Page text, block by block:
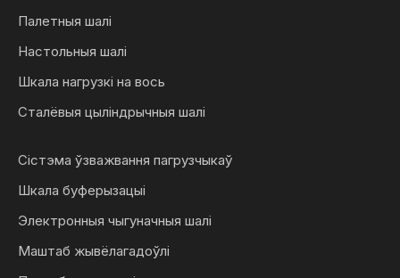
Палетныя шалі
Настольныя шалі
Шкала нагрузкі на вось
Сталёвыя цыліндрычныя шалі
Сістэма ўзважвання пагрузчыкаў
Шкала буферызацыі
Электронныя чыгуначныя шалі
Маштаб жывёлагадоўлі